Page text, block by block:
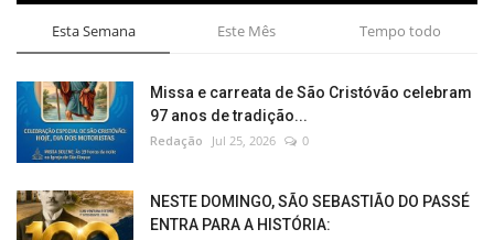
Esta Semana Este Mês Tempo todo
Missa e carreata de São Cristóvão celebram
97 anos de tradição...
Redação Jul 25, 2026 0
NESTE DOMINGO, SÃO SEBASTIÃO DO PASSÉ
ENTRA PARA A HISTÓRIA: